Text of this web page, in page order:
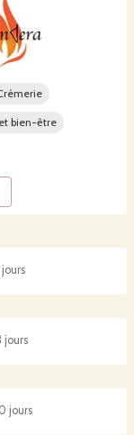
jours
jours
bien-être